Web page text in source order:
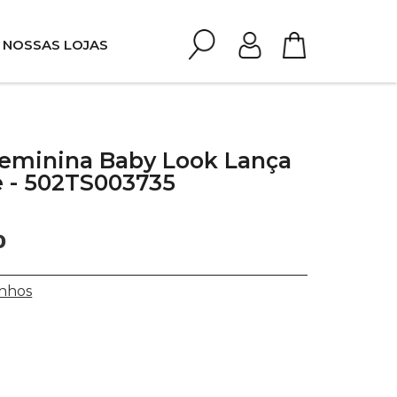
NOSSAS LOJAS
Baby Look Lança
502TS003735